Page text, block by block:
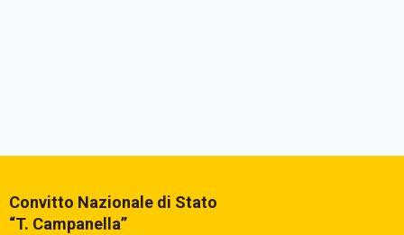
Convitto Nazionale di Stato
“T. Campanella”